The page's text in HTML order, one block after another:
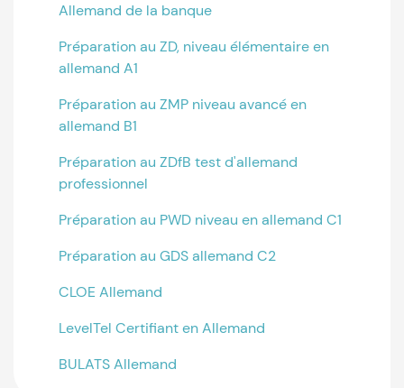
Allemand de la banque
Préparation au ZD, niveau élémentaire en
allemand A1
Préparation au ZMP niveau avancé en
allemand B1
Préparation au ZDfB test d'allemand
professionnel
Préparation au PWD niveau en allemand C1
Préparation au GDS allemand C2
CLOE Allemand
LevelTel Certifiant en Allemand
BULATS Allemand